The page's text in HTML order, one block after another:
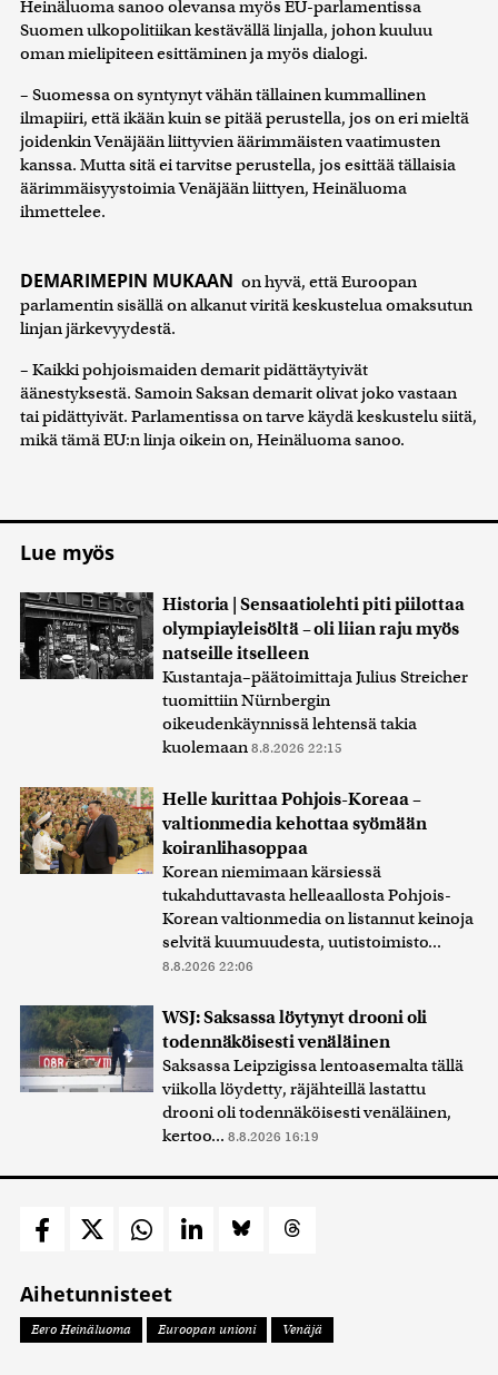
Heinäluoma sanoo olevansa myös EU-parlamentissa
Suomen ulkopolitiikan kestävällä linjalla, johon kuuluu
oman mielipiteen esittäminen ja myös dialogi.
– Suomessa on syntynyt vähän tällainen kummallinen
ilmapiiri, että ikään kuin se pitää perustella, jos on eri mieltä
joidenkin Venäjään liittyvien äärimmäisten vaatimusten
kanssa. Mutta sitä ei tarvitse perustella, jos esittää tällaisia
äärimmäisyystoimia Venäjään liittyen, Heinäluoma
ihmettelee.
DEMARIMEPIN MUKAAN on hyvä, että Euroopan
parlamentin sisällä on alkanut viritä keskustelua omaksutun
linjan järkevyydestä.
– Kaikki pohjoismaiden demarit pidättäytyivät
äänestyksestä. Samoin Saksan demarit olivat joko vastaan
tai pidättyivät. Parlamentissa on tarve käydä keskustelu siitä,
mikä tämä EU:n linja oikein on, Heinäluoma sanoo.
Lue myös
Historia | Sensaatiolehti piti piilottaa
olympiayleisöltä – oli liian raju myös
natseille itselleen
Kustantaja–päätoimittaja Julius Streicher
tuomittiin Nürnbergin
oikeudenkäynnissä lehtensä takia
kuolemaan 8.8.2026 22:15
Helle kurittaa Pohjois-Koreaa –
valtionmedia kehottaa syömään
koiranlihasoppaa
Korean niemimaan kärsiessä
tukahduttavasta helleaallosta Pohjois-
Korean valtionmedia on listannut keinoja
selvitä kuumuudesta, uutistoimisto...
8.8.2026 22:06
WSJ: Saksassa löytynyt drooni oli
todennäköisesti venäläinen
Saksassa Leipzigissa lentoasemalta tällä
viikolla löydetty, räjähteillä lastattu
drooni oli todennäköisesti venäläinen,
kertoo... 8.8.2026 16:19
Aihetunnisteet
Eero Heinäluoma Euroopan unioni Venäjä